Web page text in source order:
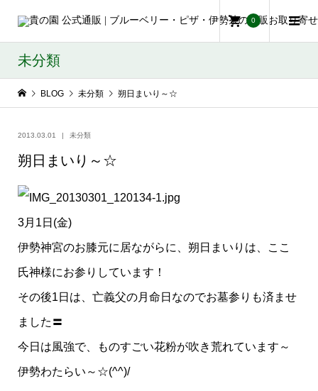
0
未分類
BLOG 未分類 朔日まいり～☆
2013.03.01 未分類
朔日まいり～☆
3月1日(金)
伊勢神宮のお膝元に居ながらに、朔日まいりは、ここ
氏神様にお参りしています！
その後1日は、亡義父の月命日なのでお墓参りも済ませ
ました〓
今日は風強で、ものすごい花粉が吹き荒れています～
伊勢わたらい～☆(^^)/